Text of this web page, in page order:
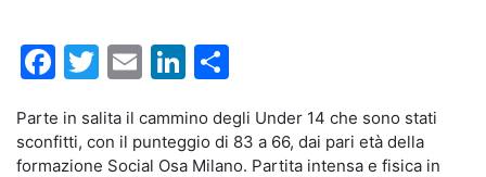
Facebook
Twitter
EmailLinkedIn
Parte in salita il cammino degli Under 14 che sono stati
sconfitti, con il punteggio di 83 a 66, dai pari età della
formazione Social Osa Milano. Partita intensa e fisica in